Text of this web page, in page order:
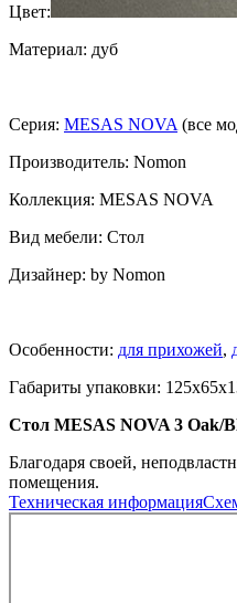
Цвет:
Материал: дуб
Серия: MESAS NOVA (все
Производитель: Nomon
Коллекция: MESAS NOVA
Вид мебели: Стол
Дизайнер: by Nomon
Особенности: для прихожей,
Габариты упаковки:
Стол MESAS NOVA 3 Oak/
Благодаря своей,
помещения.
Техническая информация